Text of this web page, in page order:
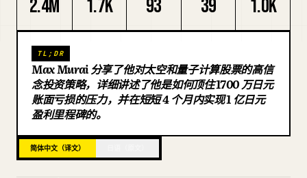
下载
博客
2.4M 1.7K 93 39 1.0K
TL;DR
Max Murai 分享了他对太空和量子计算股票的高信
念投资策略，详细讲述了他是如何顶住 1700 万日元
账面亏损的压力，并在短短 4 个月内实现 1 亿日元
盈利里程碑的。
简体中文（译文）